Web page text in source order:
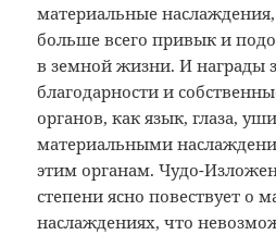
материальные
больше всего привык и
в земной жизни. И награды
благодарности и
органов, как язык, глаза,
материальными
этим органам. Чудо-
степени ясно повествует о
наслаждениях, что